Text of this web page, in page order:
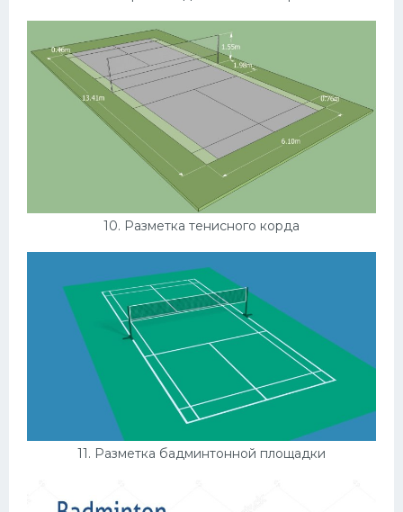
10. Разметка тенисного корда
11. Разметка бадминтонной площадки